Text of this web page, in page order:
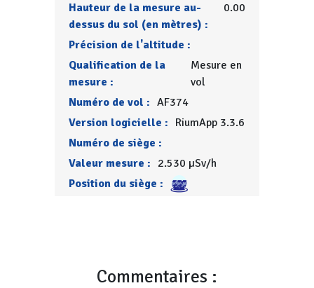
Hauteur de la mesure au-
dessus du sol (en mètres) :
0.00
Précision de l'altitude :
Qualification de la
mesure :
Mesure en
vol
Numéro de vol : AF374
Version logicielle : RiumApp 3.3.6
Numéro de siège :
Valeur mesure : 2.530 µSv/h
Position du siège :
Commentaires :